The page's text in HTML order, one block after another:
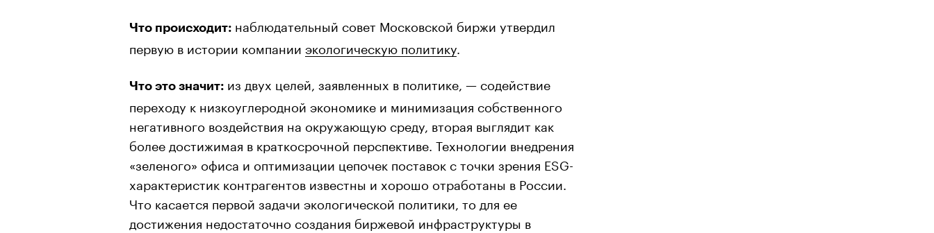
Что происходит: наблюдательный совет Московской биржи утвердил
первую в истории компании экологическую политику
Что это значит: из двух целей, заявленных в политике, — содействие
переходу к низкоуглеродной экономике и минимизация собственного
негативного воздействия на окружающую среду, вторая выглядит как
более достижимая в краткосрочной перспективе. Технологии внедрения
«зеленого» офиса и оптимизации цепочек поставок с точки зрения ESG-
характеристик контрагентов известны и хорошо отработаны в России.
Что касается первой задачи экологической политики, то для ее
достижения недостаточно создания биржевой инфраструктуры в